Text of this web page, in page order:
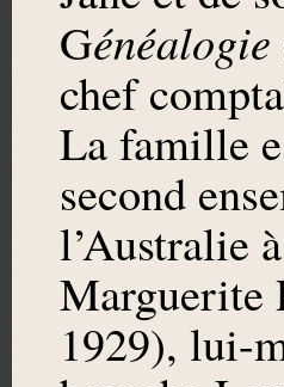
Généalogie
chef
La famille
second
l’Australie
Marguerite
1929), lui-